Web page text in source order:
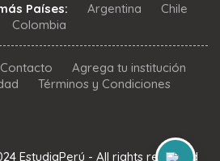
Países: Argentina
Chile
Colombia
Contacto
Agrega tu institución
Términos y Condiciones
EstudiaPerú - All rights reserved